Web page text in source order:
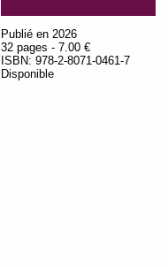
Publié en 2026
32 pages - 7.00 €
ISBN: 978-2-8071-0461-7
Disponible